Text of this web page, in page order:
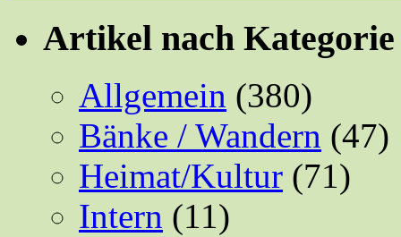
Artikel nach Kategorie
Allgemein (380)
Bänke / Wandern (47)
Heimat/Kultur (71)
Intern (11)